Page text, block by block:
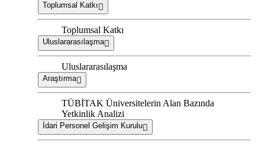
Toplumsal Katkı
Toplumsal Katkı
Uluslararasılaşma
Uluslararasılaşma
Araştırma
TÜBİTAK Üniversitelerin Alan Bazında
Yetkinlik Analizi
İdari Personel Gelişim Kurulu